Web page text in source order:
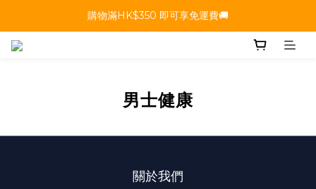
購物滿HK$350 即可享免運費🚚
男士健康
關於我們